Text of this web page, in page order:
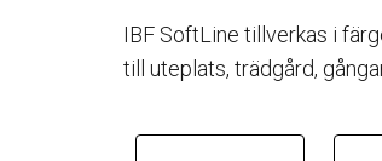
IBF SoftLine tillverkas i
till uteplats, trädgård,